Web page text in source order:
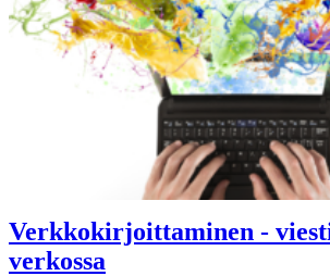
Verkkokirjoittaminen -
verkossa